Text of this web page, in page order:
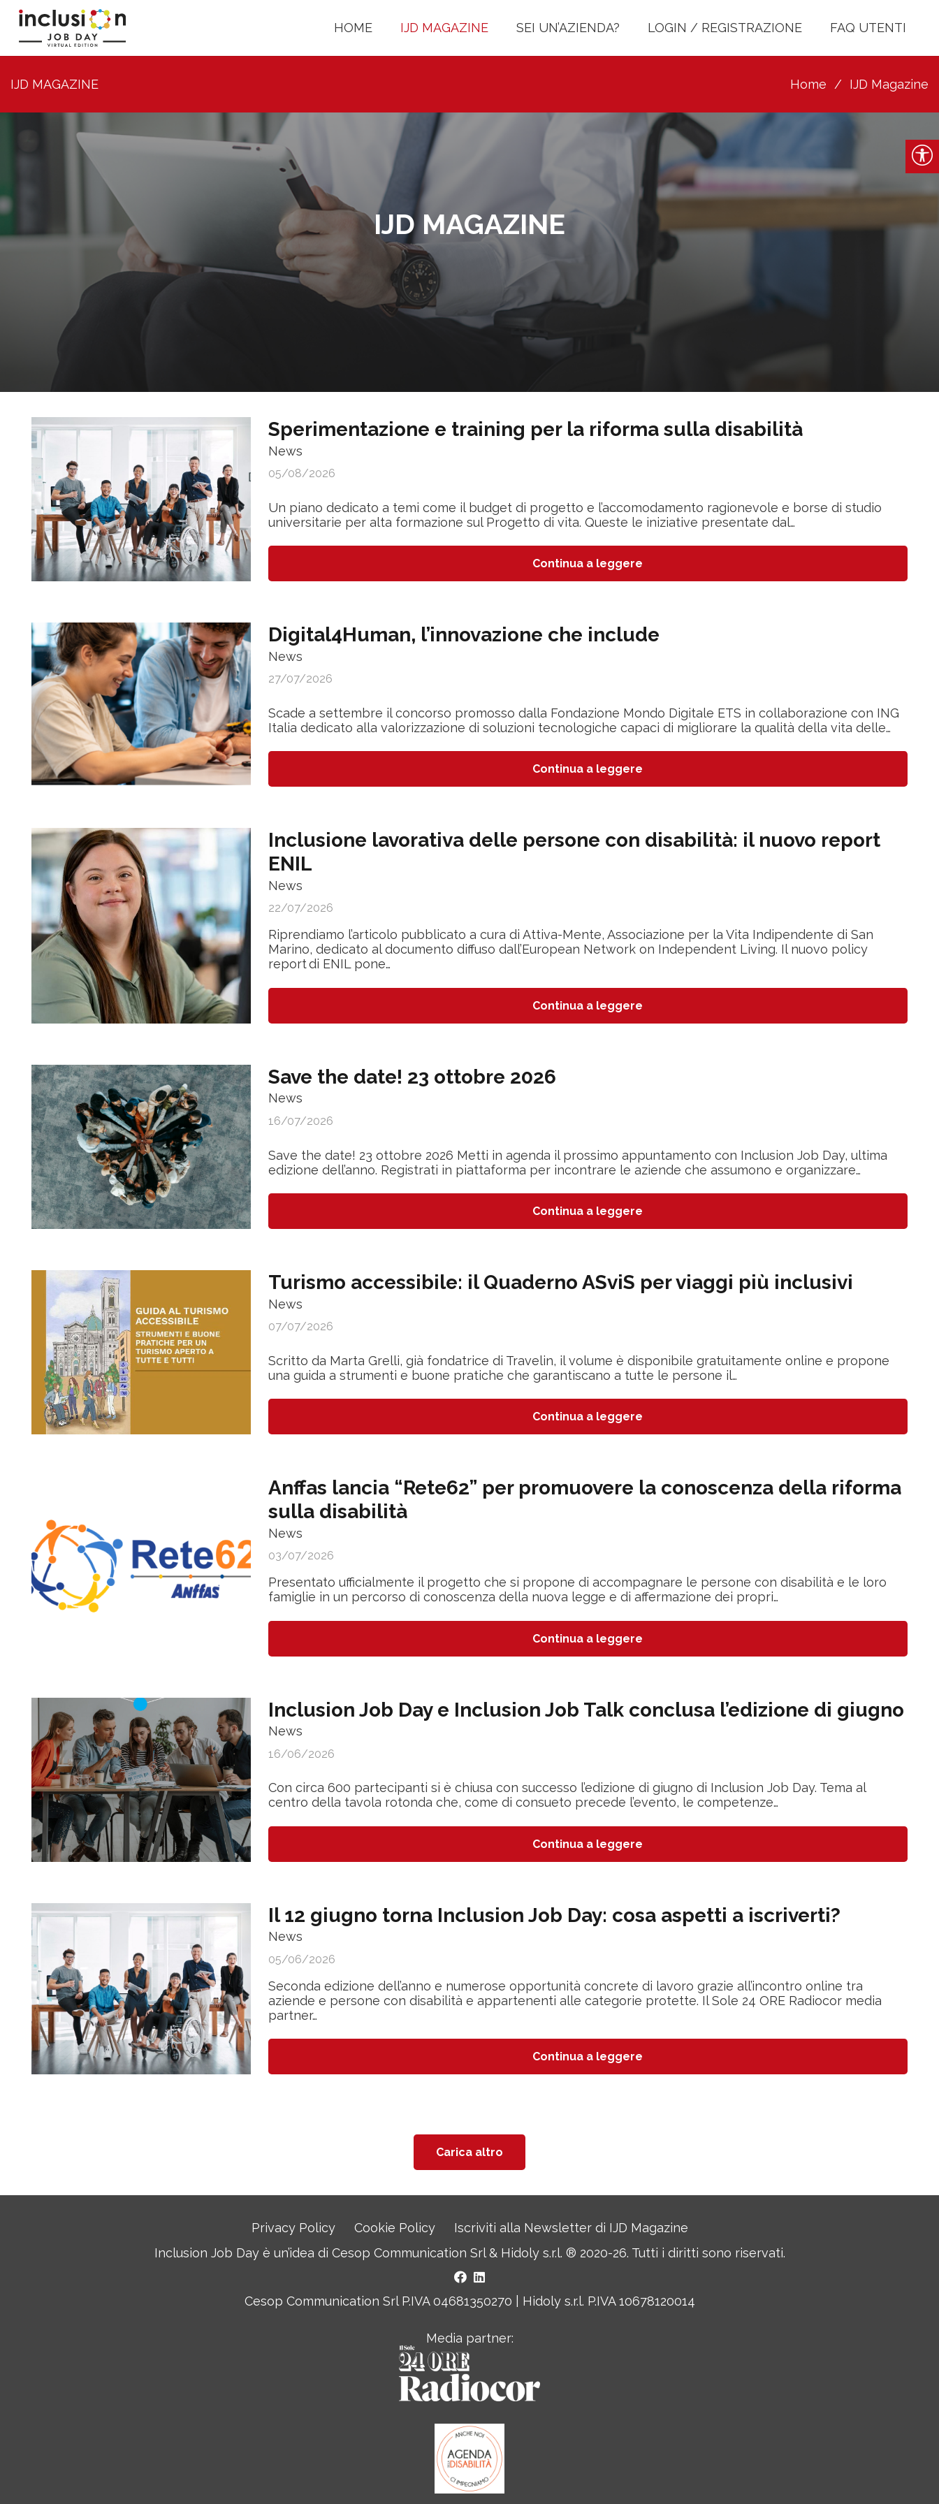
HOME IJD MAGAZINE SEI UN’AZIENDA? LOGIN / REGISTRAZIONE FAQ UTENTI
IJD MAGAZINE Home IJD Magazine
IJD MAGAZINE
Sperimentazione e training per la riforma sulla disabilità
News
05/08/2026
Un piano dedicato a temi come il budget di progetto e l’accomodamento ragionevole e borse di studio
universitarie per alta formazione sul Progetto di vita. Queste le iniziative presentate dal…
Continua a leggere
Digital4Human, l’innovazione che include
News
27/07/2026
Scade a settembre il concorso promosso dalla Fondazione Mondo Digitale ETS in collaborazione con ING
Italia dedicato alla valorizzazione di soluzioni tecnologiche capaci di migliorare la qualità della vita delle…
Continua a leggere
Inclusione lavorativa delle persone con disabilità: il nuovo report
ENIL
News
22/07/2026
Riprendiamo l’articolo pubblicato a cura di Attiva-Mente, Associazione per la Vita Indipendente di San
Marino, dedicato al documento diffuso dall’European Network on Independent Living. Il nuovo policy
report di ENIL pone…
Continua a leggere
Save the date! 23 ottobre 2026
News
16/07/2026
Save the date! 23 ottobre 2026 Metti in agenda il prossimo appuntamento con Inclusion Job Day, ultima
edizione dell’anno. Registrati in piattaforma per incontrare le aziende che assumono e organizzare…
Continua a leggere
Turismo accessibile: il Quaderno ASviS per viaggi più inclusivi
News
07/07/2026
Scritto da Marta Grelli, già fondatrice di Travelin, il volume è disponibile gratuitamente online e propone
una guida a strumenti e buone pratiche che garantiscano a tutte le persone il…
Continua a leggere
Anffas lancia “Rete62” per promuovere la conoscenza della riforma
sulla disabilità
News
03/07/2026
Presentato ufficialmente il progetto che si propone di accompagnare le persone con disabilità e le loro
famiglie in un percorso di conoscenza della nuova legge e di affermazione dei propri…
Continua a leggere
Inclusion Job Day e Inclusion Job Talk conclusa l’edizione di giugno
News
16/06/2026
Con circa 600 partecipanti si è chiusa con successo l’edizione di giugno di Inclusion Job Day. Tema al
centro della tavola rotonda che, come di consueto precede l’evento, le competenze…
Continua a leggere
Il 12 giugno torna Inclusion Job Day: cosa aspetti a iscriverti?
News
05/06/2026
Seconda edizione dell’anno e numerose opportunità concrete di lavoro grazie all’incontro online tra
aziende e persone con disabilità e appartenenti alle categorie protette. Il Sole 24 ORE Radiocor media
partner…
Continua a leggere
Carica altro
Privacy Policy Cookie Policy
Iscriviti alla Newsletter di IJD Magazine
Inclusion Job Day è un’idea di Cesop Communication Srl& Hidoly s.r.l. ® 2020-26. Tutti i diritti sono riservati.
Cesop Communication Srl P.IVA 04681350270 | Hidoly s.r.l. P.IVA 10678120014
Media partner: